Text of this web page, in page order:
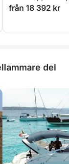
från 18 392 kr
del